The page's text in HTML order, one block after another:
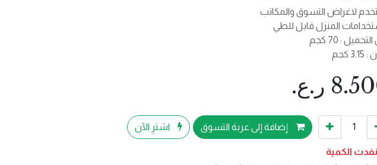
لاغراض التسوق والمكاتب
المنزل قابل للطي
: 70 كجم
كجم
ر.ع.
إضافة إلى عربة التسوق اشترِ الآن
نفدت الكمية